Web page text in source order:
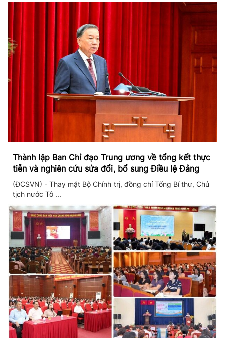
Thành lập Ban Chỉ đạo Trung ương về tổng kết thực
tiễn và nghiên cứu sửa đổi, bổ sung Điều lệ Đảng
(ĐCSVN) - Thay mặt Bộ Chính trị, đồng chí Tổng Bí thư, Chủ
tịch nước Tô ...